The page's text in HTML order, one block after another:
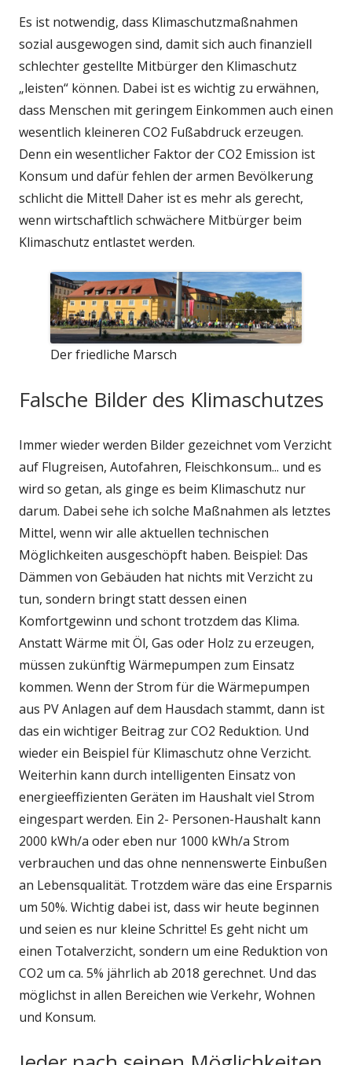
Es ist notwendig, dass Klimaschutzmaßnahmen
sozial ausgewogen sind, damit sich auch finanziell
schlechter gestellte Mitbürger den Klimaschutz
„leisten“ können. Dabei ist es wichtig zu erwähnen,
dass Menschen mit geringem Einkommen auch einen
wesentlich kleineren CO2 Fußabdruck erzeugen.
Denn ein wesentlicher Faktor der CO2 Emission ist
Konsum und dafür fehlen der armen Bevölkerung
schlicht die Mittel! Daher ist es mehr als gerecht,
wenn wirtschaftlich schwächere Mitbürger beim
Klimaschutz entlastet werden.
Der friedliche Marsch
Falsche Bilder des Klimaschutzes
Immer wieder werden Bilder gezeichnet vom Verzicht
auf Flugreisen, Autofahren, Fleischkonsum... und es
wird so getan, als ginge es beim Klimaschutz nur
darum. Dabei sehe ich solche Maßnahmen als letztes
Mittel, wenn wir alle aktuellen technischen
Möglichkeiten ausgeschöpft haben. Beispiel: Das
Dämmen von Gebäuden hat nichts mit Verzicht zu
tun, sondern bringt statt dessen einen
Komfortgewinn und schont trotzdem das Klima.
Anstatt Wärme mit Öl, Gas oder Holz zu erzeugen,
müssen zukünftig Wärmepumpen zum Einsatz
kommen. Wenn der Strom für die Wärmepumpen
aus PV Anlagen auf dem Hausdach stammt, dann ist
das ein wichtiger Beitrag zur CO2 Reduktion. Und
wieder ein Beispiel für Klimaschutz ohne Verzicht.
Weiterhin kann durch intelligenten Einsatz von
energieeffizienten Geräten im Haushalt viel Strom
eingespart werden. Ein 2- Personen-Haushalt kann
2000 kWh/a oder eben nur 1000 kWh/a Strom
verbrauchen und das ohne nennenswerte Einbußen
an Lebensqualität. Trotzdem wäre das eine Ersparnis
um 50%. Wichtig dabei ist, dass wir heute beginnen
und seien es nur kleine Schritte! Es geht nicht um
einen Totalverzicht, sondern um eine Reduktion von
CO2 um ca. 5% jährlich ab 2018 gerechnet. Und das
möglichst in allen Bereichen wie Verkehr, Wohnen
und Konsum.